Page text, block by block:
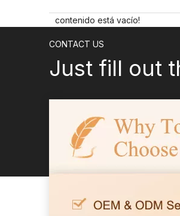
contenido está vacío!
CONTACT US
Just fill out